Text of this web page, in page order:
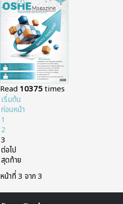
Read 10375times
เริ่มต้น
ก่อนหน้า
1
2
3
ต่อไป
สุดท้าย
หน้าที่ 3 จาก 3